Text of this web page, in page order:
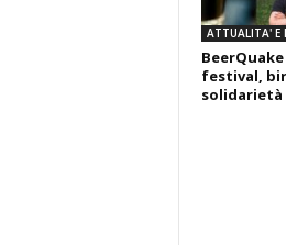
ATTUALITA' E
festival,
solidarietà